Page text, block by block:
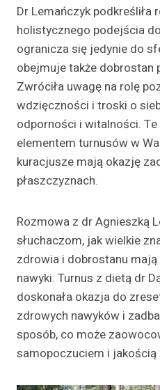
Dr Lemańczyk podkreśliła
holistycznego podejścia
ogranicza się jedynie do
obejmuje także dobrostan
Zwróciła uwagę na rolę
wdzięczności i troski o
odporności i witalności.
elementem turnusów w
kuracjusze mają okazję
płaszczyznach.
Rozmowa z dr Agnieszką
słuchaczom, jak wielkie
zdrowia i dobrostanu
nawyki. Turnus z dietą dr
doskonała okazja do
zdrowych nawyków i
sposób, co może
samopoczuciem i jakością